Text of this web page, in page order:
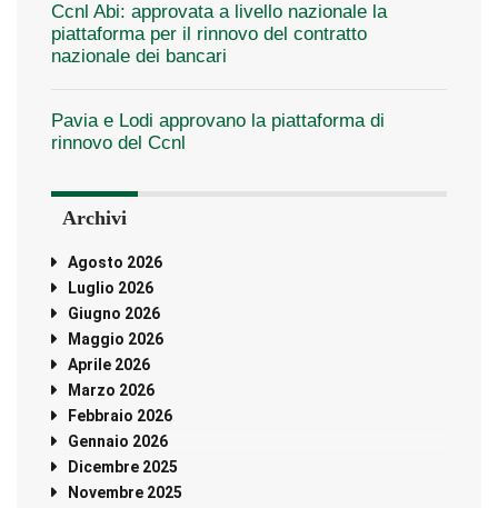
Ccnl Abi: approvata a livello nazionale la
piattaforma per il rinnovo del contratto
nazionale dei bancari
Pavia e Lodi approvano la piattaforma di
rinnovo del Ccnl
Archivi
Agosto 2026
Luglio 2026
Giugno 2026
Maggio 2026
Aprile 2026
Marzo 2026
Febbraio 2026
Gennaio 2026
Dicembre 2025
Novembre 2025